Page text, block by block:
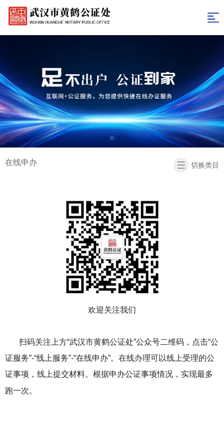
网
站
航
关
我
们
闻
资
讯
表
格
下
载
收
费
标
准
办
证
指
联
系返
在线申办 切换类目
欢迎关注我们
扫码关注上方“武汉市黄鹤公证处”公众号二维码，点击“公
证服务”-“线上服务”-“在线申办”。在线办理可以线上受理的公
证事项，线上提交材料。根据申办公证事项情况，实现最多
跑一次。